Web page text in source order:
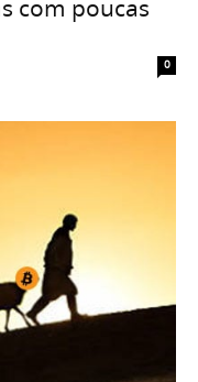
com poucas
0